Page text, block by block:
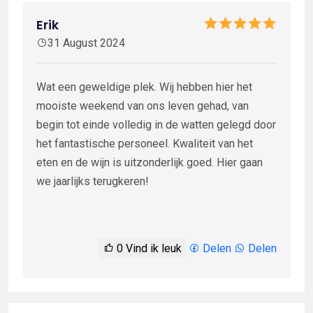
Erik
31 August 2024
Wat een geweldige plek. Wij hebben hier het
mooiste weekend van ons leven gehad, van
begin tot einde volledig in de watten gelegd door
het fantastische personeel. Kwaliteit van het
eten en de wijn is uitzonderlijk goed. Hier gaan
we jaarlijks terugkeren!
0 Vind ik leuk Delen Delen